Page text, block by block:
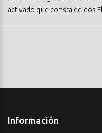
activado que consta de dos
Información